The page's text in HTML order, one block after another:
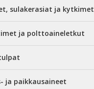
sulakerasiat ja kytkimet
ja polttoaineletkut
ja paikkausaineet